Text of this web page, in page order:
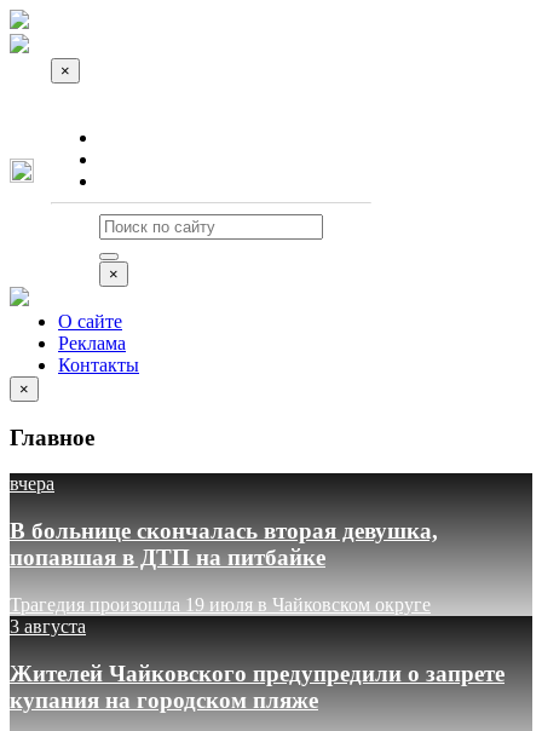
×
×
О сайте
Реклама
Контакты
×
Главное
вчера
В больнице скончалась вторая девушка,
попавшая в ДТП на питбайке
Трагедия произошла 19 июля в Чайковском округе
3 августа
Жителей Чайковского предупредили о запрете
купания на городском пляже